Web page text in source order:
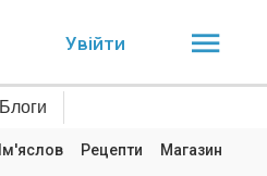
Увійти
Блоги
Ім'яслов Рецепти Магазин